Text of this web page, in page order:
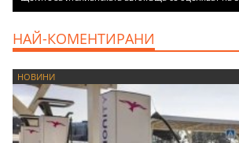
НАЙ-КОМЕНТИРАНИ
НОВИНИ